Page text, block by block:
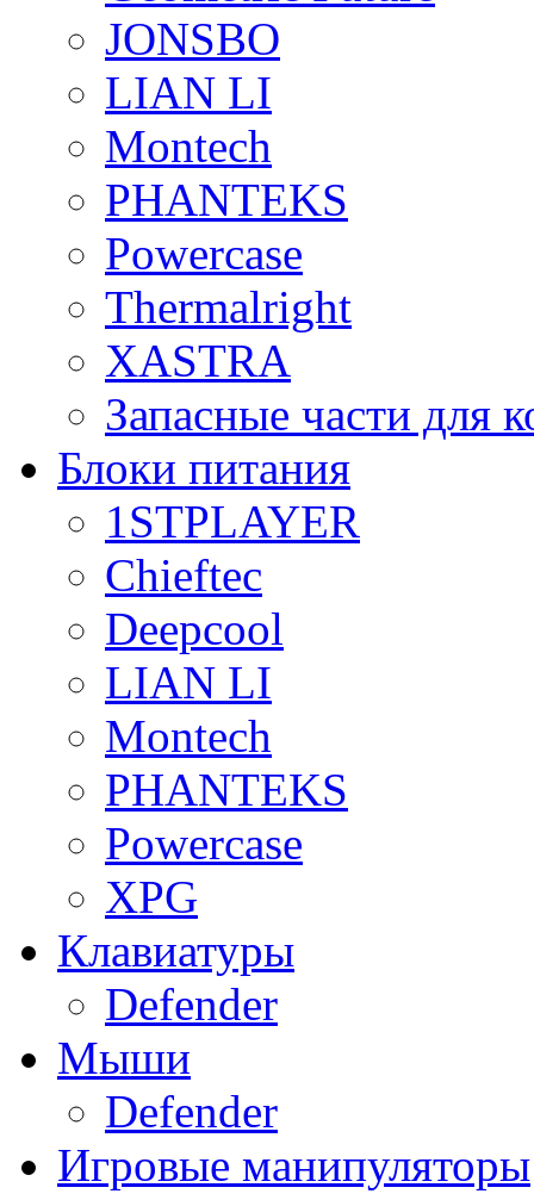
JONSBO
LIAN LI
Montech
PHANTEKS
Powercase
Thermalright
XASTRA
Запасные части для
Блоки питания
1STPLAYER
Chieftec
Deepcool
LIAN LI
Montech
PHANTEKS
Powercase
XPG
Клавиатуры
Defender
Мыши
Defender
Игровые манипуляторы